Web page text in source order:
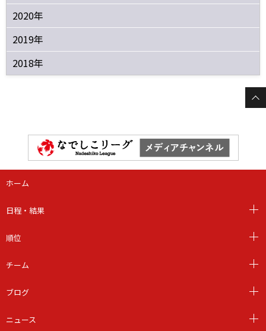
2020年
2019年
2018年
ホーム
日程・結果
順位
チーム
ブログ
ニュース